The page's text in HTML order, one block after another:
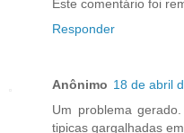
Este comentário foi
Responder
Anônimo 18 de abril
Um problema
tipicas gargalhadas